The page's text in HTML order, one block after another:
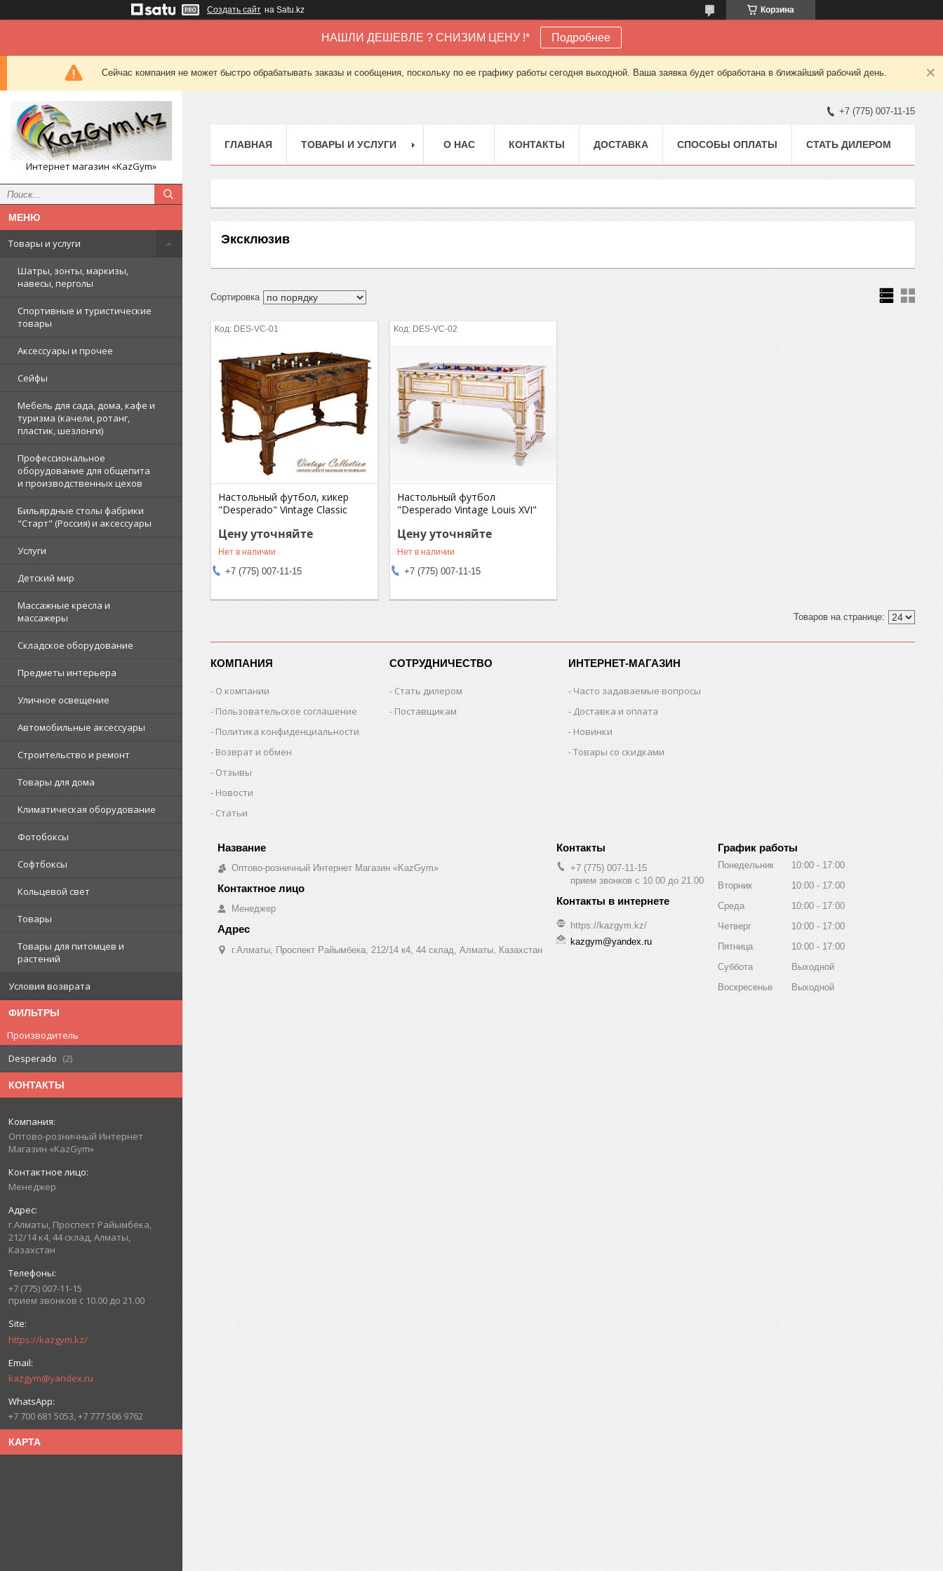
Создать сайт на Satu.kz Корзина
НАШЛИ ДЕШЕВЛЕ ? СНИЗИМ ЦЕНУ !* Подробнее
Сейчас компания не может быстро обрабатывать заказы и сообщения, поскольку по ее графику работы сегодня выходной. Ваша заявка будет обработана в ближайший рабочий день.
Интернет магазин «KazGym»
Товары и услуги
Шатры, зонты, маркизы,
навесы, перголы
Спортивные и туристические
товары
Аксессуары и прочее
Сейфы
Мебель для сада, дома, кафе и
туризма (качели, ротанг,
пластик, шезлонги)
Профессиональное
оборудование для общепита
и производственных цехов
Бильярдные столы фабрики
"Cтарт" (Россия) и аксессуары
Услуги
Детский мир
Массажные кресла и
массажеры
Складское оборудование
Предметы интерьера
Уличное освещение
Автомобильные аксессуары
Строительство и ремонт
Товары для дома
Климатическая оборудование
Фотобоксы
Софтбоксы
Кольцевой свет
Товары
Товары для питомцев и
растений
Условия возврата
ФИЛЬТРЫ
Производитель
Desperado
2
КОНТАКТЫ
Оптово-розничный Интернет
Магазин «KazGym»
Менеджер
г.Алматы, Проспект Райымбека,
212/14 к4, 44 склад, Алматы,
Казахстан
+7 (775) 007-11-15
прием звонков с 10.00 до 21.00
https://kazgym.kz/
kazgym@yandex.ru
+7 700 681 5053, +7 777 506 9762
КАРТА
+7 (775) 007-11-15
ГЛАВНАЯ ТОВАРЫ И УСЛУГИ О НАС КОНТАКТЫ ДОСТАВКА СПОСОБЫ ОПЛАТЫ СТАТЬ ДИЛЕРОМ
Эксклюзив
DES-VC-01
Настольный футбол, кикер
"Desperado" Vintage Classic
Цену уточняйте
Нет в наличии
+7 (775) 007-11-15
DES-VC-02
Настольный футбол
"Desperado Vintage Louis XVI"
Цену уточняйте
Нет в наличии
+7 (775) 007-11-15
КОМПАНИЯ
О компании
Пользовательское соглашение
Политика конфиденциальности
Возврат и обмен
Отзывы
Новости
Статьи
СОТРУДНИЧЕСТВО
Стать дилером
Поставщикам
ИНТЕРНЕТ-МАГАЗИН
Часто задаваемые вопросы
Доставка и оплата
Новинки
Товары со скидками
Оптово-розничный Интернет Магазин «KazGym»
Менеджер
г.Алматы, Проспект Райымбека, 212/14 к4, 44 склад, Алматы, Казахстан
+7 (775) 007-11-15
прием звонков с 10.00 до 21.00
https://kazgym.kz/
kazgym@yandex.ru
График работы
Понедельник 10:00
17:00
Вторник
10:00
17:00
Среда
10:00
17:00
Четверг
10:00
17:00
Пятница
10:00
17:00
Суббота
Выходной
Воскресенье
Выходной